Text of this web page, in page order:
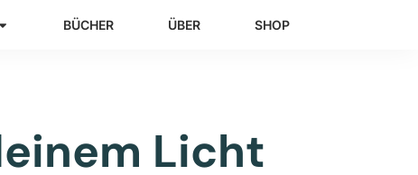
BÜCHER ÜBER SHOP
Licht